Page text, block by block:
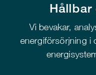
Hållbar
Vi bevakar,
energiförsörjning i